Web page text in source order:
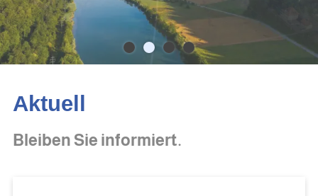
Aktuell
Bleiben Sie informiert.